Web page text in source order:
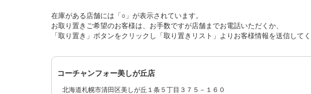
在庫がある店舗には「○」が表示されています。
お取り置きご希望のお客様は、お手数ですが店舗までお電話いただくか、
「取り置き」ボタンをクリックし「取り置きリスト」よりお客様情報を送信してく
コーチャンフォー美しが丘店
北海道札幌市清田区美しが丘１条５丁目３７５－１６０